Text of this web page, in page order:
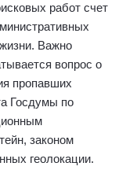
работ счет
Важно
вопрос о
пропавших
Госдумы по
законом
геолокации.